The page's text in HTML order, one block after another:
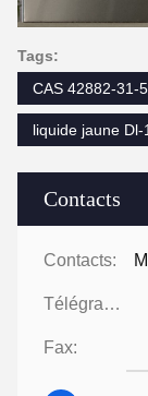
Contacts
Contacts:
Télégramme:
Fax:
Tags:
CAS 42882-31-5
liquide jaune